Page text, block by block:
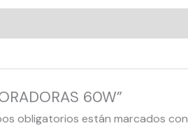
60W”
obligatorios están marcados con